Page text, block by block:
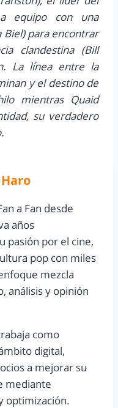
equipo con una
Biel) para encontrar
clandestina (Bill
La línea entre la
y el destino de
mientras Quaid
su verdadero
Haro
a Fan desde
años
pasión por el cine,
pop con miles
mezcla
análisis y opinión
como
digital,
a mejorar su
mediante
optimización.